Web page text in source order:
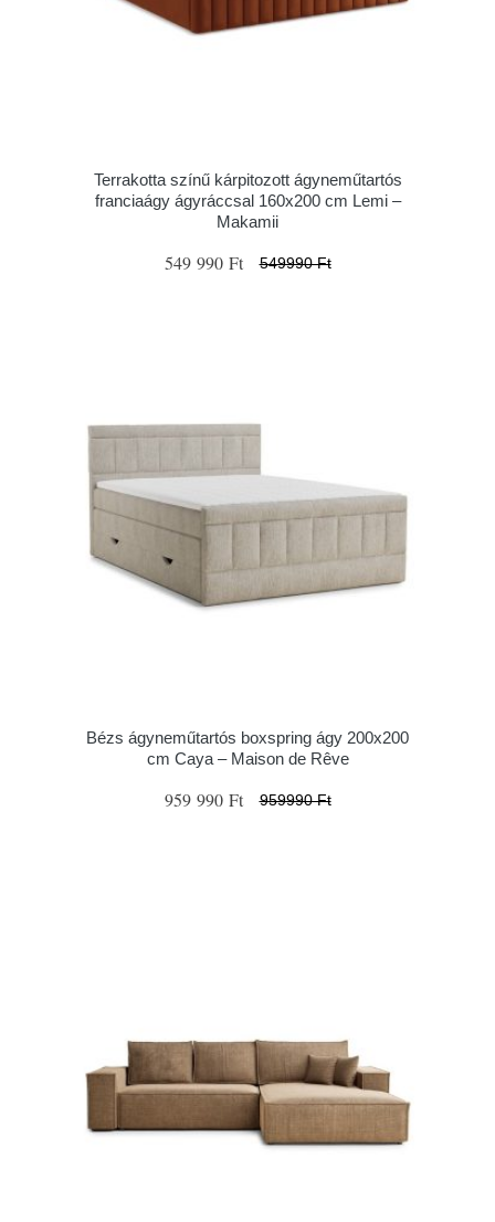
Terrakotta színű kárpitozott ágyneműtartós
franciaágy ágyráccsal 160x200 cm Lemi –
Makamii
549 990 Ft 549990 Ft
Bézs ágyneműtartós boxspring ágy 200x200
cm Caya – Maison de Rêve
959 990 Ft 959990 Ft